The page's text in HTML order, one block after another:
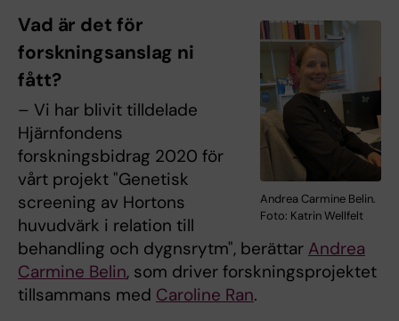
Andrea Carmine Belin.
Foto: Katrin Wellfelt
Vad är det för
forskningsanslag ni
fått?
– Vi har blivit tilldelade
Hjärnfondens
forskningsbidrag 2020 för
vårt projekt "Genetisk
screening av Hortons
huvudvärk i relation till
behandling och dygnsrytm", berättar Andrea
Carmine Belin, som driver forskningsprojektet
tillsammans med Caroline Ran.